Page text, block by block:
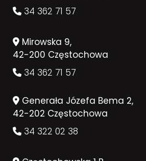
34 362 71 57
Mirowska 9,
42-200 Częstochowa
34 362 71 57
Generała Józefa Bema 2,
42-202 Częstochowa
34 322 02 38